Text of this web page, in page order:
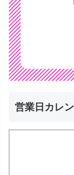
営業日カレ